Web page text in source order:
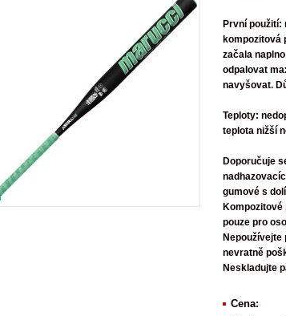
První použití:
kompozitová
začala
odpalovat
navyšovat.
Teploty:
teplota nižší
Doporučuje
gumové s
Kompozitové
pouze pro
Nepoužívejte
nevratně
Neskladujte
Cena: